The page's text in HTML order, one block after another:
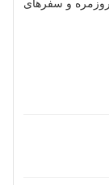
روزمره و سفرهای